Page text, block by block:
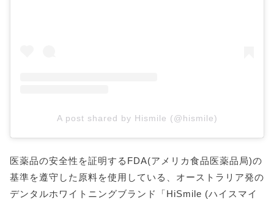
A post shared by Hismile (@hismile)
医薬品の安全性を証明するFDA(アメリカ食品医薬品局)の
基準を遵守した原料を使用している、オーストラリア発の
デンタルホワイトニングブランド「HiSmile (ハイスマイ